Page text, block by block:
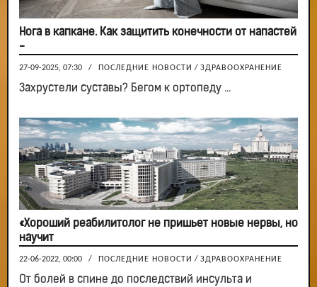
Нога в капкане. Как защитить конечности от напастей
-
27-09-2025, 07:30 / ПОСЛЕДНИЕ НОВОСТИ / ЗДРАВООХРАНЕНИЕ
Захрустели суставы? Бегом к ортопеду ...
«Хороший реабилитолог не пришьет новые нервы, но
научит
22-06-2022, 00:00 / ПОСЛЕДНИЕ НОВОСТИ / ЗДРАВООХРАНЕНИЕ
От болей в спине до последствий инсульта и